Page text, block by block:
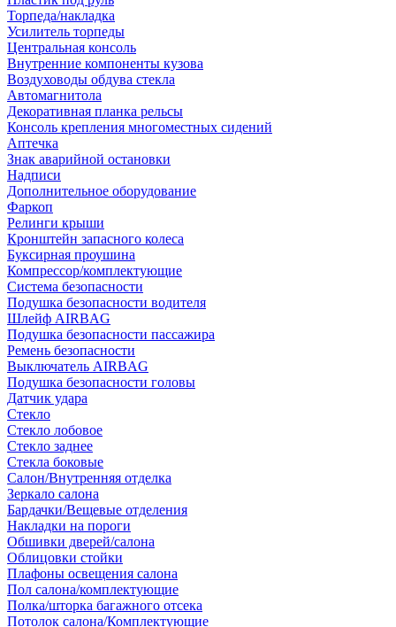
Торпеда/накладка
Усилитель торпеды
Центральная консоль
Внутренние компоненты кузова
Воздуховоды обдува стекла
Автомагнитола
Декоративная планка рельсы
Консоль крепления многоместных сидений
Аптечка
Знак аварийной остановки
Надписи
Дополнительное оборудование
Фаркоп
Релинги крыши
Кронштейн запасного колеса
Буксирная проушина
Компрессор/комплектующие
Система безопасности
Подушка безопасности водителя
Шлейф AIRBAG
Подушка безопасности пассажира
Ремень безопасности
Выключатель AIRBAG
Подушка безопасности головы
Датчик удара
Стекло
Стекло лобовое
Стекло заднее
Стекла боковые
Салон/Внутренняя отделка
Зеркало салона
Бардачки/Вещевые отделения
Накладки на пороги
Обшивки дверей/салона
Облицовки стойки
Плафоны освещения салона
Пол салона/комплектующие
Полка/шторка багажного отсека
Потолок салона/Комплектующие